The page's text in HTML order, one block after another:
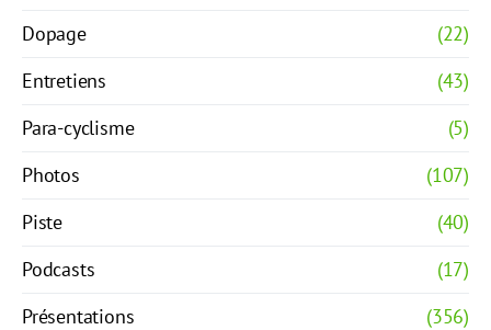
Dopage
(22)
Entretiens
(43)
Para-cyclisme
(5)
Photos
(107)
Piste
(40)
Podcasts
(17)
Présentations
(356)